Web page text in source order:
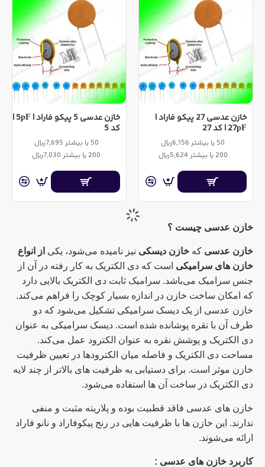
خازن عدسی چیست ؟
خازن عدسی که خازن دیسکی نیز نامیده می‌شود، یکی از انواع
خازن های سرامیکی است که دی الکتریک به کار رفته در آن از
جنس سرامیک می‌باشد. سرامیک ثابت دی الکتریک بالایی دارد
که امکان ساخت خازن در اندازه بسیار کوچک را فراهم می‌کند.
خازن عدسی از یک دیسک سرامیکی تشکیل می‌شود که دو
طرف آن با نقره پوشانده شده است. دیسک سرامیکی به عنوان
دی الکتریک و پوشش نقره به عنوان الکترود عمل می‌کند.
مساحت دی الکتریک و فاصله میان الکترودها در تعیین ظرفیت
خازن موثر است. برای دستیابی به ظرفیت های بالاتر از چند لایه
دی الکتریک در ساخت آن ها استفاده می‌شود.
خازن های عدسی فاقد قطبیت بوده و پلاریته مثبت و منفی
ندارند. این خازن ها با ظرفیت هایی در رنج پیکوفاراد و نانو فاراد
ارائه می‌شوند.
کاربرد خازن های عدسی :
خازن عدسی 27 پیکو فاراد |
27pF | کد 27
50 یا بیشتر 6,156ریال
200 یا بیشتر 5,624ریال
خازن عدسی 5 پیکو فاراد | 5pF |
کد 5
50 یا بیشتر 7,695ریال
200 یا بیشتر 7,030ریال